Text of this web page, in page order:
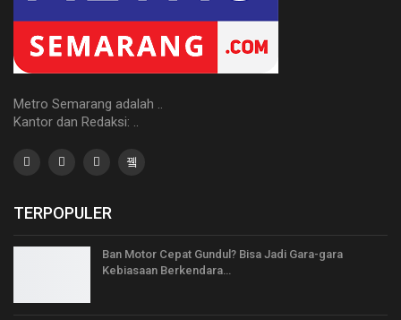
Metro Semarang adalah ..
Kantor dan Redaksi: ..
TERPOPULER
Ban Motor Cepat Gundul? Bisa Jadi Gara-gara
Kebiasaan Berkendara…